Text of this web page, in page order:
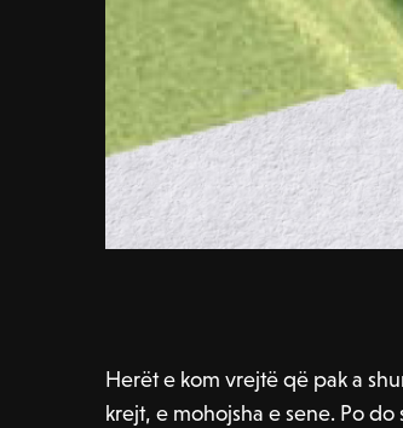
Herët e kom vrejtë që pak a
krejt, e mohojsha e sene. Po